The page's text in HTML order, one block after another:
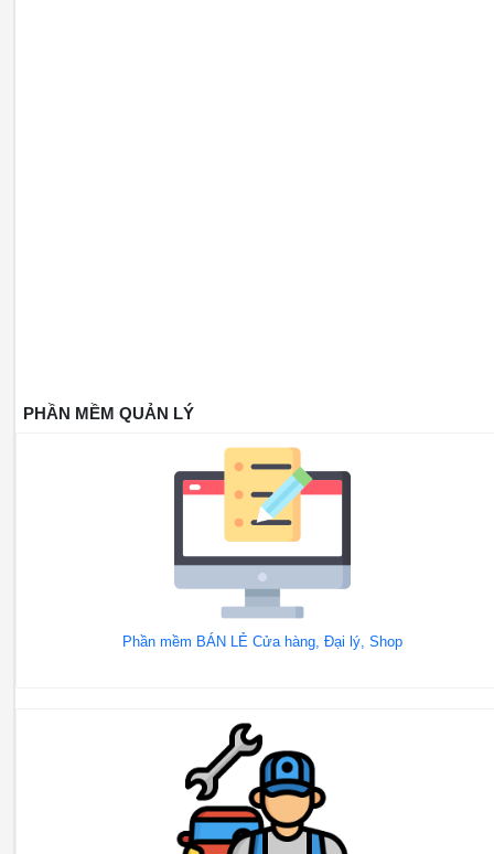
PHẦN MỀM QUẢN LÝ
Phần mềm BÁN LẺ Cửa hàng, Đại lý, Shop